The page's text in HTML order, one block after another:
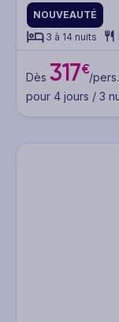
NOUVEAUTÉ
3 à 14 nuits
Dès 317€/pers.
pour 4 jours / 3